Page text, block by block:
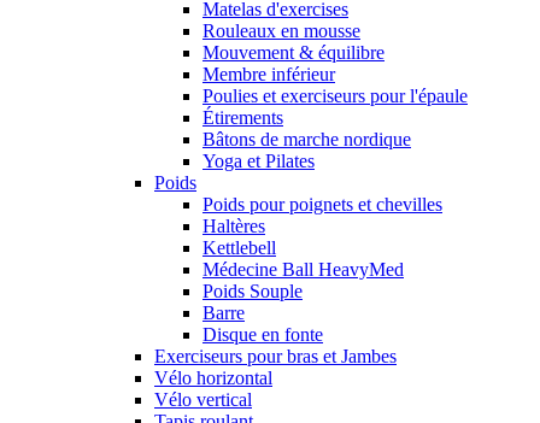
Matelas d'exercises
Rouleaux en mousse
Mouvement & équilibre
Membre inférieur
Poulies et exerciseurs pour l'épaule
Étirements
Bâtons de marche nordique
Yoga et Pilates
Poids
Poids pour poignets et chevilles
Haltères
Kettlebell
Médecine Ball HeavyMed
Poids Souple
Barre
Disque en fonte
Exerciseurs pour bras et Jambes
Vélo horizontal
Vélo vertical